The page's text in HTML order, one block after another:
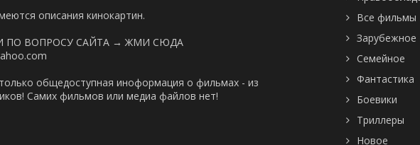
описания кинокартин.
ПО ВОПРОСУ САЙТА → ЖМИ СЮДА
общедоступная иноформация о фильмах - из
Самих фильмов или медиа файлов нет!
Все фильмы
Зарубежное
Семейное
Фантастика
Боевики
Триллеры
Новое